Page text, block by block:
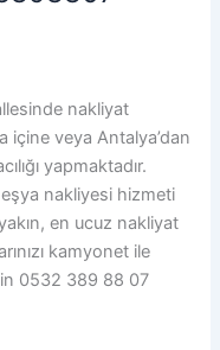
nakliyat
içine veya Antalya’dan
yapmaktadır.
nakliyesi hizmeti
en ucuz nakliyat
kamyonet ile
0532 389 88 07